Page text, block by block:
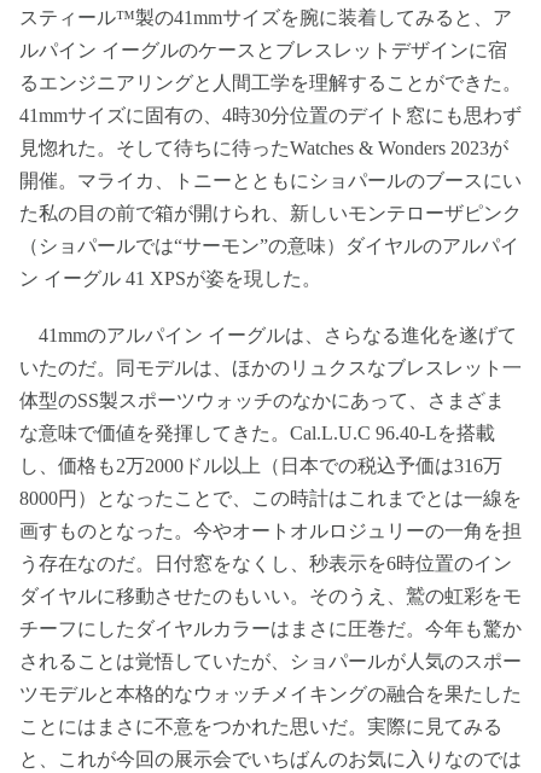
スティール™製の41mmサイズを腕に装着してみると、ア
ルパイン イーグルのケースとブレスレットデザインに宿
るエンジニアリングと人間工学を理解することができた。
41mmサイズに固有の、4時30分位置のデイト窓にも思わず
見惚れた。そして待ちに待ったWatches & Wonders 2023が
開催。マライカ、トニーとともにショパールのブースにい
た私の目の前で箱が開けられ、新しいモンテローザピンク
（ショパールでは“サーモン”の意味）ダイヤルのアルパイ
ン イーグル 41 XPSが姿を現した。
41mmのアルパイン イーグルは、さらなる進化を遂げて
いたのだ。同モデルは、ほかのリュクスなブレスレット一
体型のSS製スポーツウォッチのなかにあって、さまざま
な意味で価値を発揮してきた。Cal.L.U.C 96.40-Lを搭載
し、価格も2万2000ドル以上（日本での税込予価は316万
8000円）となったことで、この時計はこれまでとは一線を
画すものとなった。今やオートオルロジュリーの一角を担
う存在なのだ。日付窓をなくし、秒表示を6時位置のイン
ダイヤルに移動させたのもいい。そのうえ、鷲の虹彩をモ
チーフにしたダイヤルカラーはまさに圧巻だ。今年も驚か
されることは覚悟していたが、ショパールが人気のスポー
ツモデルと本格的なウォッチメイキングの融合を果たした
ことにはまさに不意をつかれた思いだ。実際に見てみる
と、これが今回の展示会でいちばんのお気に入りなのでは